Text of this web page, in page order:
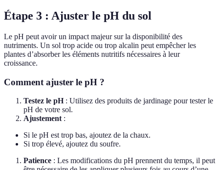
Étape 3 : Ajuster le pH du sol
Le pH peut avoir un impact majeur sur la disponibilité des
nutriments. Un sol trop acide ou trop alcalin peut empêcher les
plantes d’absorber les éléments nutritifs nécessaires à leur
croissance.
Comment ajuster le pH ?
Testez le pH: Utilisez des produits de jardinage pour tester le
pH de votre sol.
Ajustement:
Si le pH est trop bas, ajoutez de la chaux.
Si trop élevé, ajoutez du soufre.
Patience : Les modifications du pH prennent du temps, il peut